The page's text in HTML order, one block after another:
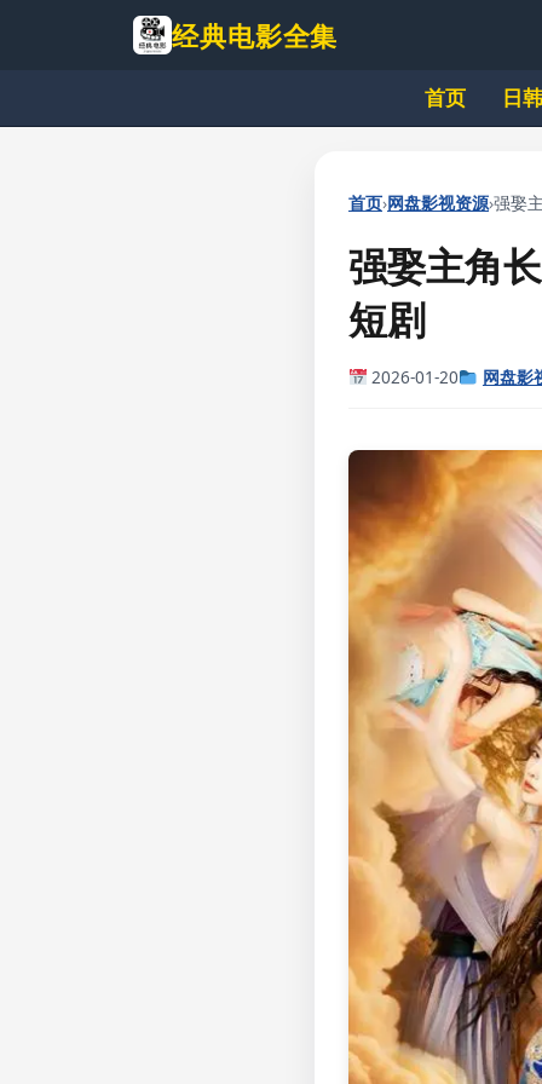
内
经典电影全集
首页 日
首页›网盘影视资源›强娶
强娶主角
短剧
2026-01-20 网盘影